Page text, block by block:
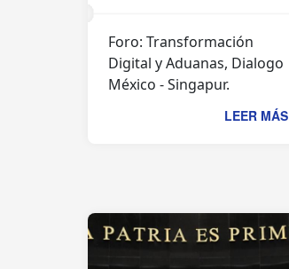
Foro: Transformación
Digital y Aduanas, Dialogo
México - Singapur.
LEER MÁS